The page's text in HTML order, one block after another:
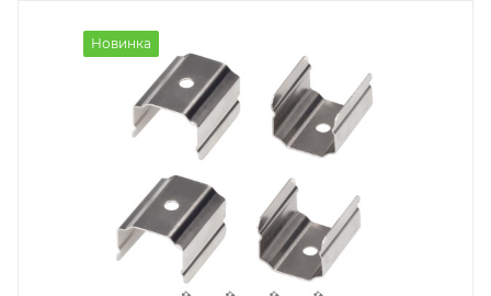
Новинка